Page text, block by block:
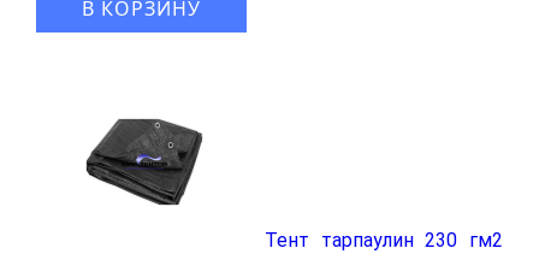
В КОРЗИНУ
Тент тарпаулин 230 гм2